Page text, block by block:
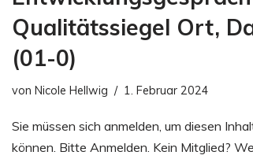
Qualitätssiegel Ort,
(01-0)
von Nicole Hellwig 1. Februar 2024
Sie müssen sich anmelden, um diesen
können. Bitte Anmelden. Kein Mitglied?